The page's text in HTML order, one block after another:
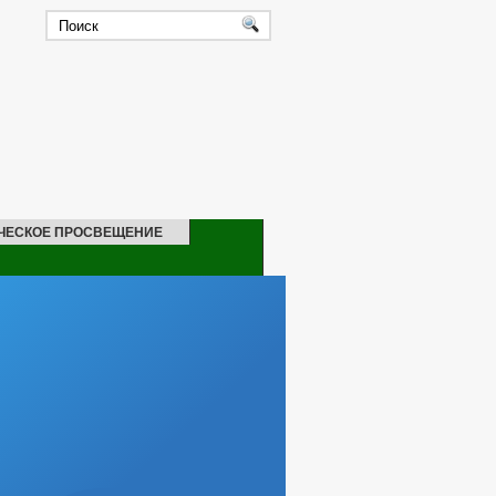
ПРОСВЕЩЕНИЕ